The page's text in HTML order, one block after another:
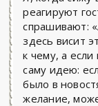
реагируют
спрашивают:
здесь висит
к чему, а если
саму идею:
было в
желание,